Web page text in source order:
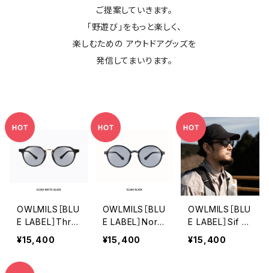
ご提案していきます。
「野遊び」をもっと楽しく、
楽しむための アウトドアグッズを
発信してまいります。
OWLMILS［BLU
E LABEL］Thru
d スルーズ
¥15,400
OWLMILS［BLU
E LABEL］Norn
ノルン
¥15,400
OWLMILS［BLU
E LABEL］Sif シ
フ
¥15,400